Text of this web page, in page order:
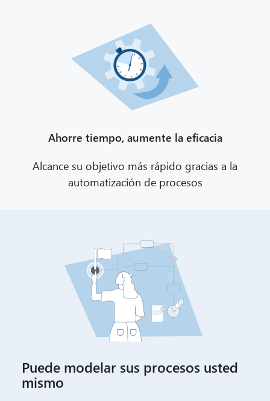
Ahorre tiempo, aumente la eficacia
Alcance su objetivo más rápido gracias a la
automatización de procesos
Puede modelar sus procesos usted
mismo